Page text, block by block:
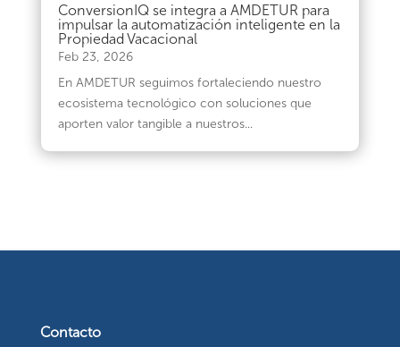
ConversionIQ se integra a AMDETUR para
impulsar la automatización inteligente en la
Propiedad Vacacional
Feb 23, 2026
En AMDETUR seguimos fortaleciendo nuestro
ecosistema tecnológico con soluciones que
aporten valor tangible a nuestros...
Contacto